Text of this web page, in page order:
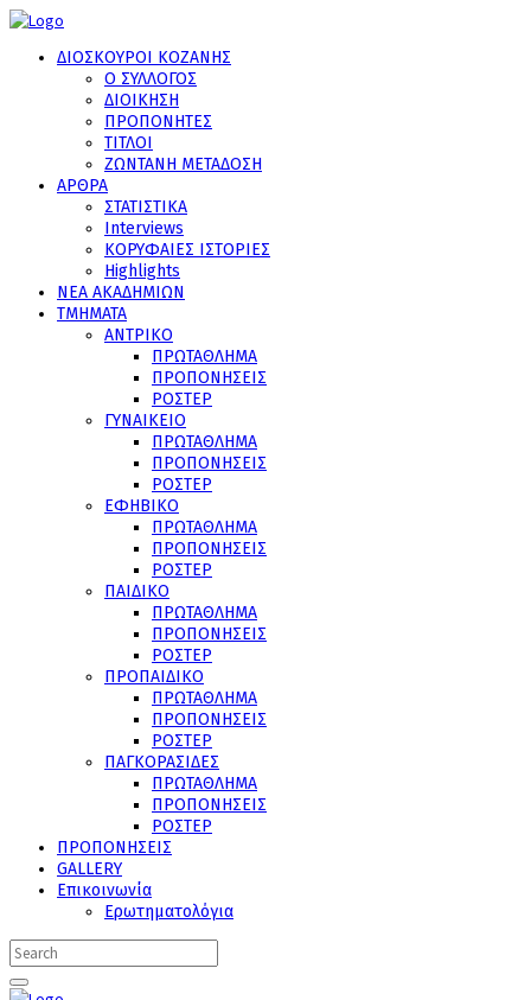
ΔΙΟΣΚΟΥΡΟΙ ΚΟΖΑΝΗΣ
Ο ΣΥΛΛΟΓΟΣ
ΔΙΟΙΚΗΣΗ
ΠΡΟΠΟΝΗΤΕΣ
ΤΙΤΛΟΙ
ΖΩΝΤΑΝΗ ΜΕΤΑΔΟΣΗ
ΑΡΘΡΑ
ΣΤΑΤΙΣΤΙΚΑ
Interviews
ΚΟΡΥΦΑΙΕΣ ΙΣΤΟΡΙΕΣ
Highlights
ΝΕΑ ΑΚΑΔΗΜΙΩΝ
ΤΜΗΜΑΤΑ
ΑΝΤΡΙΚΟ
ΠΡΩΤΑΘΛΗΜΑ
ΠΡΟΠΟΝΗΣΕΙΣ
ΡΟΣΤΕΡ
ΓΥΝΑΙΚΕΙΟ
ΠΡΩΤΑΘΛΗΜΑ
ΠΡΟΠΟΝΗΣΕΙΣ
ΡΟΣΤΕΡ
ΕΦΗΒΙΚΟ
ΠΡΩΤΑΘΛΗΜΑ
ΠΡΟΠΟΝΗΣΕΙΣ
ΡΟΣΤΕΡ
ΠΑΙΔΙΚΟ
ΠΡΩΤΑΘΛΗΜΑ
ΠΡΟΠΟΝΗΣΕΙΣ
ΡΟΣΤΕΡ
ΠΡΟΠΑΙΔΙΚΟ
ΠΡΩΤΑΘΛΗΜΑ
ΠΡΟΠΟΝΗΣΕΙΣ
ΡΟΣΤΕΡ
ΠΑΓΚΟΡΑΣΙΔΕΣ
ΠΡΩΤΑΘΛΗΜΑ
ΠΡΟΠΟΝΗΣΕΙΣ
ΡΟΣΤΕΡ
ΠΡΟΠΟΝΗΣΕΙΣ
GALLERY
Επικοινωνία
Ερωτηματολόγια